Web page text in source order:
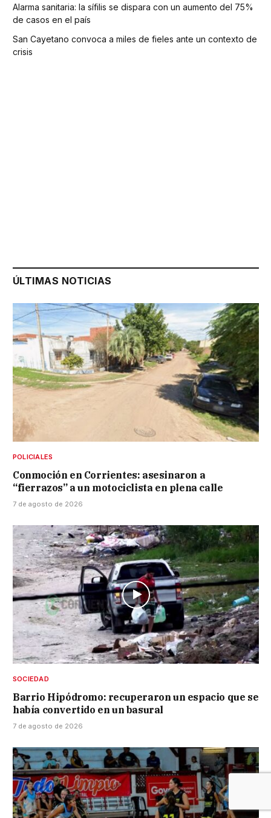
Alarma sanitaria: la sífilis se dispara con un aumento del 75%
de casos en el país
San Cayetano convoca a miles de fieles ante un contexto de
crisis
ÚLTIMAS NOTICIAS
POLICIALES
Conmoción en Corrientes: asesinaron a
“fierrazos” a un motociclista en plena calle
7 de agosto de 2026
SOCIEDAD
Barrio Hipódromo: recuperaron un espacio que se
había convertido en un basural
7 de agosto de 2026